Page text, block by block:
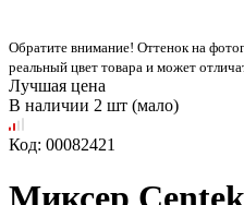
Обратите внимание! Оттенок на
реальный цвет товара и может
Лучшая цена
В наличии 2 шт (мало)
Код: 00082421